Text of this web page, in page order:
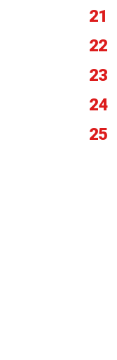
21
22
23
24
25